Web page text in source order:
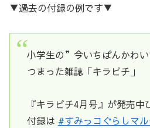
▼過去の付録の例です▼
小学生の”今いちばんかわ
つまった雑誌「キラピチ」
『キラピチ4月号』が発売中
付録は #すみっコぐらしマ